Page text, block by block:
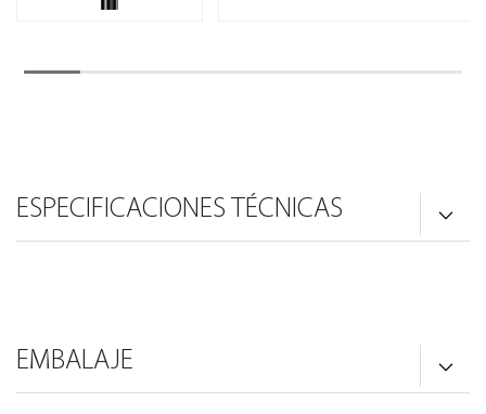
ESPECIFICACIONES TÉCNICAS
EMBALAJE